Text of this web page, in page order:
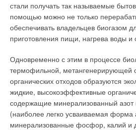
стали получать так называемые
помощью можно не только
обеспечивать владельцев биогазом
приготовления пищи, нагрева воды
Одновременно с этим в процессе
термофильной, метангенерирующей
органических отходов образуются
жидкие, высокоэффективные
содержащие минерализованный
(наиболее легко усваиваемая форма
минерализованные фосфор, калий и